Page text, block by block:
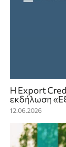
Η Export
εκδήλωση
12.06.2026